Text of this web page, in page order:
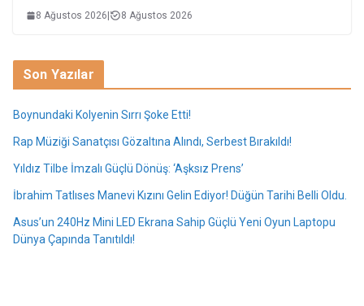
8 Ağustos 2026| 8 Ağustos 2026
Son Yazılar
Boynundaki Kolyenin Sırrı Şoke Etti!
Rap Müziği Sanatçısı Gözaltına Alındı, Serbest Bırakıldı!
Yıldız Tilbe İmzalı Güçlü Dönüş: ‘Aşksız Prens’
İbrahim Tatlıses Manevi Kızını Gelin Ediyor! Düğün Tarihi Belli Oldu.
Asus’un 240Hz Mini LED Ekrana Sahip Güçlü Yeni Oyun Laptopu
Dünya Çapında Tanıtıldı!